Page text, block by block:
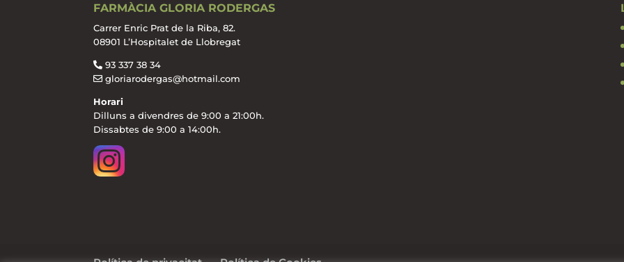
FARMÀCIA GLORIA RODERGAS
Carrer Enric Prat de la Riba, 82.
08901 L’Hospitalet de Llobregat
93 337 38 34
gloriarodergas@hotmail.com
Horari
Dilluns a divendres de 9:00 a 21:00h.
Dissabtes de 9:00 a 14:00h.